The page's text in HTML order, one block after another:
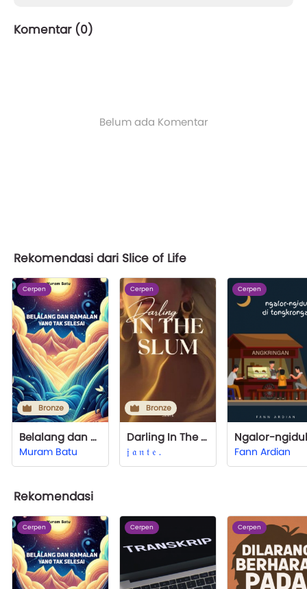
Komentar (0)
Belum ada Komentar
Rekomendasi dari Slice of Life
Cerpen
Bronze
Belalang dan Ramalan yang Tak Selesai
Muram Batu
Cerpen
Bronze
Darling In The Slum
𝔧 𝔞 𝔫 𝔱 𝔢 .
Cerpen
Fann Ardian
Rekomendasi
Cerpen Cerpen Cerpen